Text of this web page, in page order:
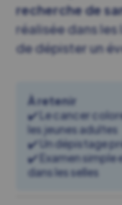
recherche de
réalisée dans
de dépister un
À retenir
✔️ Le cancer
les jeunes adultes
✔️ Un dépistage
✔️ Examen simple
dans les selles